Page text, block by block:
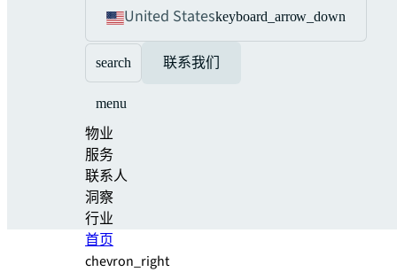
United Stateskeyboard_arrow_down
search 联系我们
menu
物业
服务
联系人
洞察
行业
首页
chevron_right